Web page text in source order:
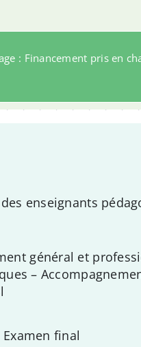
: Financement pris en
enseignants
général et
–
final